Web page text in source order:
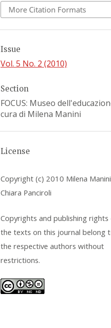
More Citation Formats
Issue
Vol. 5 No. 2 (2010)
Section
FOCUS: Museo
cura di Milena Manini
License
Copyright (c) 2010 Milena
Chiara Panciroli
Copyrights and publishing rights
the texts on this journal belong
the respective authors without
restrictions.